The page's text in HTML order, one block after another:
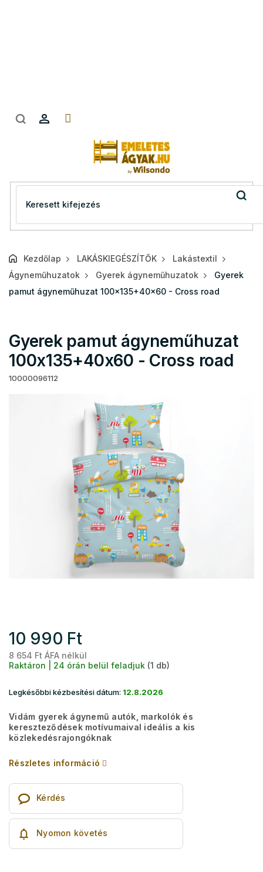
Kezdőlap LAKÁSKIEGÉSZÍTŐK
Lakástextil
Ágyneműhuzatok
Gyerek ágyneműhuzatok
Gyerek
pamut ágyneműhuzat 100x135+40x60 - Cross road
Gyerek pamut ágyneműhuzat
100x135+40x60 - Cross road
10000096112
10 990 Ft
8 654 Ft ÁFA nélkül
Raktáron | 24 órán belül feladjuk (1 db)
Legkésőbbi kézbesítési dátum: 12.8.2026
Vidám gyerek ágynemű autók, markolók és
kereszteződések motívumaival ideális a kis
közlekedésrajongóknak
Részletes információ
Kérdés
Nyomon követés